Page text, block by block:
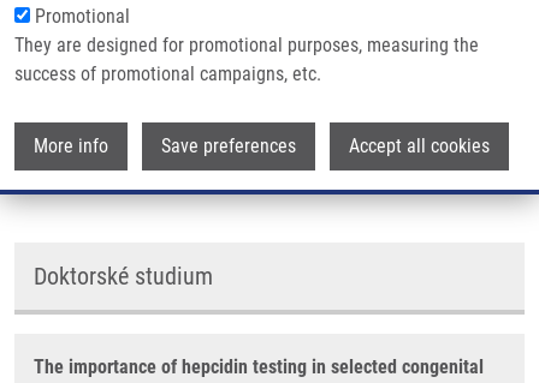
Promotional
They are designed for promotional purposes, measuring the
success of promotional campaigns, etc.
More info Save preferences Accept all cookies
Doktorské studium
The importance of hepcidin testing in selected congenital